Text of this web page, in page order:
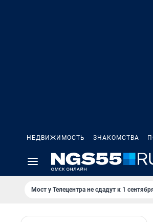
НЕДВИЖИМОСТЬ ЗНАКОМСТВА
Мост у Телецентра не сдадут к 1